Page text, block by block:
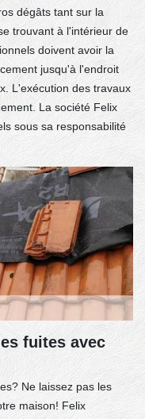
dégâts tant sur la
trouvant à l'intérieur de
doivent avoir la
jusqu'à l'endroit
L'exécution des travaux
La société Felix
sous sa responsabilité
fuites avec
Ne laissez pas les
maison! Felix